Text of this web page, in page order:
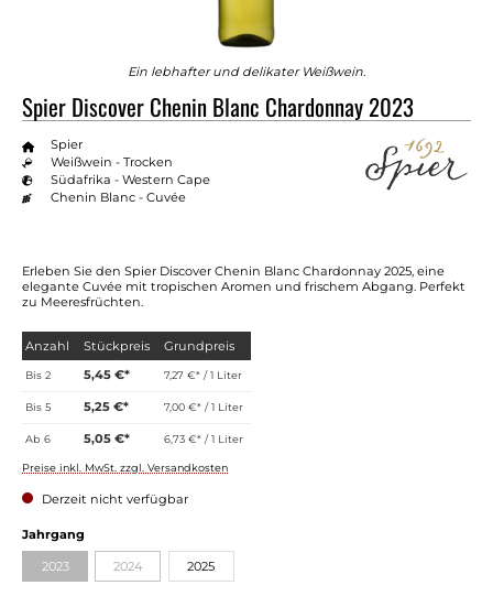
Ein lebhafter und delikater Weißwein.
Spier Discover Chenin Blanc Chardonnay 2023
Spier
Weißwein - Trocken
Südafrika - Western Cape
Chenin Blanc - Cuvée
Erleben Sie den Spier Discover Chenin Blanc Chardonnay 2025, eine
elegante Cuvée mit tropischen Aromen und frischem Abgang. Perfekt
zu Meeresfrüchten.
Anzahl Stückpreis Grundpreis
Bis2 5,45 €* 7,27 €* / 1 Liter
Bis5 5,25 €* 7,00 €* / 1 Liter
Ab6 5,05 €* 6,73 €* / 1 Liter
Preise inkl. MwSt. zzgl. Versandkosten
Derzeit nicht verfügbar
Jahrgang
2023 2024 2025